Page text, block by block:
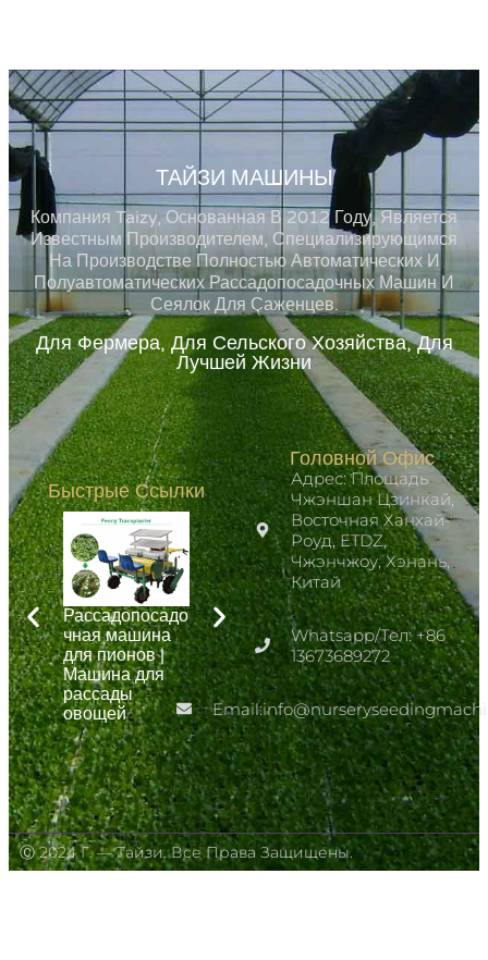
ТАЙЗИ МАШИНЫ
Компания Taizy, Основанная В 2012 Году, Является
Известным Производителем, Специализирующимся
На Производстве Полностью Автоматических И
Полуавтоматических Рассадопосадочных Машин И
Сеялок Для Саженцев.
Для Фермера, Для Сельского Хозяйства, Для
Лучшей Жизни
Быстрые Ссылки
Рассадопосадо
чная машина
для пионов |
Машина для
рассады
овощей
Рассадопосадо
чная машина
для рассады
лука,
помидоров и
капусты
Полуавтоматич
еская сеялка
для
питомников на
продажу
Головной Офис
Адрес: Площадь
Чжэншан Цзинкай,
Восточная Ханхай-
Роуд, ETDZ,
Чжэнчжоу, Хэнань,
Китай
Whatsapp/Тел: +86
13673689272
Ⓒ 2024 Г. — Тайзи. Все Права Защищены.